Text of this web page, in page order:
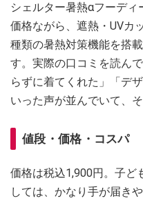
シェルター暑熱αフーディ
価格ながら、遮熱・UVカ
種類の暑熱対策機能を搭
す。実際の口コミを読ん
らずに着てくれた」「デ
いった声が並んでいて、
値段・価格・コスパ
価格は税込1,900円。子ど
しては、かなり手が届き